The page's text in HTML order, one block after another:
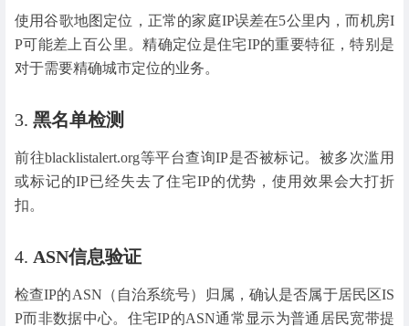
使用谷歌地图定位，正常的家庭IP误差在5公里内，而机房I
P可能差上百公里。精确定位是住宅IP的重要特征，特别是
对于需要精确城市定位的业务。
3. 黑名单检测
前往blacklistalert.org等平台查询IP是否被标记。被多次滥用
或标记的IP已经失去了住宅IP的优势，使用效果会大打折
扣。
4. ASN信息验证
检查IP的ASN（自治系统号）归属，确认是否属于居民区IS
P而非数据中心。住宅IP的ASN通常显示为普通居民宽带提